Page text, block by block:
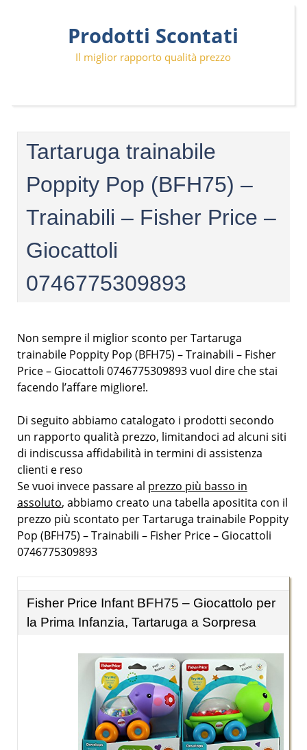
Prodotti Scontati
Il miglior rapporto qualità prezzo
Tartaruga trainabile
Poppity Pop (BFH75) –
Trainabili – Fisher Price –
Giocattoli
0746775309893
Non sempre il miglior sconto per Tartaruga
trainabile Poppity Pop (BFH75) – Trainabili – Fisher
Price – Giocattoli 0746775309893 vuol dire che stai
facendo l’affare migliore!.
Di seguito abbiamo catalogato i prodotti secondo
un rapporto qualità prezzo, limitandoci ad alcuni siti
di indiscussa affidabilità in termini di assistenza
clienti e reso
Se vuoi invece passare al prezzo più basso in
assoluto, abbiamo creato una tabella apositita con il
prezzo più scontato per Tartaruga trainabile Poppity
Pop (BFH75) – Trainabili – Fisher Price – Giocattoli
0746775309893
Fisher Price Infant BFH75 – Giocattolo per
la Prima Infanzia, Tartaruga a Sorpresa